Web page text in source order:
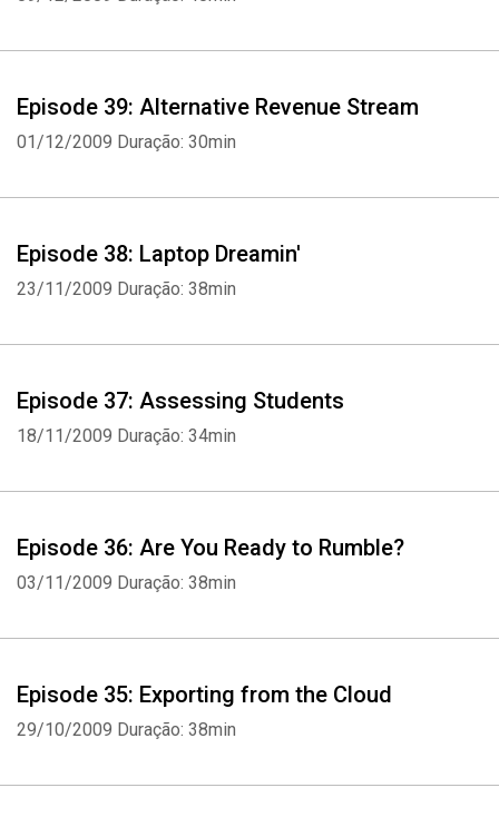
Episode 39: Alternative Revenue Stream
01/12/2009 Duração: 30min
Episode 38: Laptop Dreamin'
23/11/2009 Duração: 38min
Episode 37: Assessing Students
18/11/2009 Duração: 34min
Episode 36: Are You Ready to Rumble?
03/11/2009 Duração: 38min
Episode 35: Exporting from the Cloud
29/10/2009 Duração: 38min